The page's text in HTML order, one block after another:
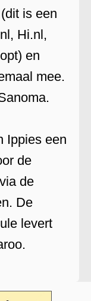
is een
Hi.nl,
en
mee.
Ippies een
de
de
De
levert